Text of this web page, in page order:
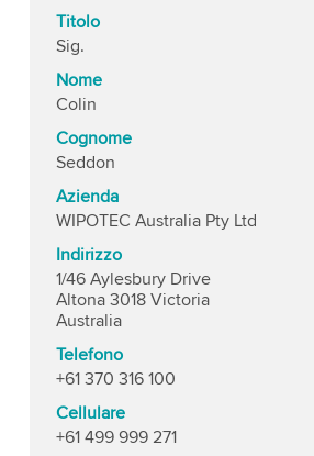
Titolo
Sig.
Nome
Colin
Cognome
Seddon
Azienda
WIPOTEC Australia Pty Ltd
Indirizzo
1/46 Aylesbury Drive
Altona 3018 Victoria
Australia
Telefono
+61 370 316 100
Cellulare
+61 499 999 271